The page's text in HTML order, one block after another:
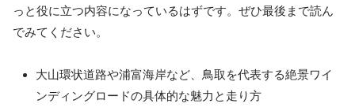
っと役に立つ内容になっているはずです。ぜひ最後まで読ん
でみてください。
大山環状道路や浦富海岸など、鳥取を代表する絶景ワイ
ンディングロードの具体的な魅力と走り方